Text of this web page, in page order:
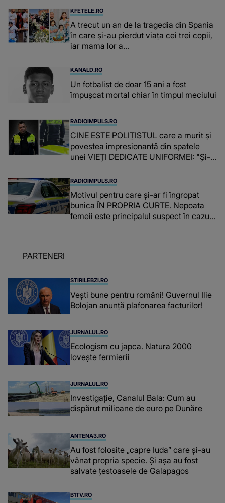
suspecți
KFETELE.RO
A trecut un an de la tragedia din Spania
în care și-au pierdut viața cei trei copii,
iar mama lor a…
KANALD.RO
Un fotbalist de doar 15 ani a fost
împușcat mortal chiar în timpul meciului
RADIOIMPULS.RO
CINE ESTE POLIȚISTUL care a murit și
povestea impresionantă din spatele
unei VIEȚI DEDICATE UNIFORMEI: "Și-a
iar în relația cu colegii a fost un sprijin,
un sfătuitor și un..."
RADIOIMPULS.RO
Motivul pentru care și-ar fi îngropat
bunica ÎN PROPRIA CURTE. Nepoata
femeii este principalul suspect în cazul
PARTENERI
STIRILEBZI.RO
Vești bune pentru români! Guvernul Ilie
Bolojan anunță plafonarea facturilor!
JURNALUL.RO
Ecologism cu japca. Natura 2000
lovește fermierii
JURNALUL.RO
Investigație, Canalul Bala: Cum au
dispărut milioane de euro pe Dunăre
ANTENA3.RO
Au fost folosite „capre Iuda” care și-au
vânat propria specie. Și așa au fost
salvate țestoasele de Galapagos
B1TV.RO